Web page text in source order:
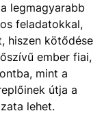
legmagyarabb
feladatokkal,
hiszen kötődése
ember fiai,
mint a
útja a
lehet.